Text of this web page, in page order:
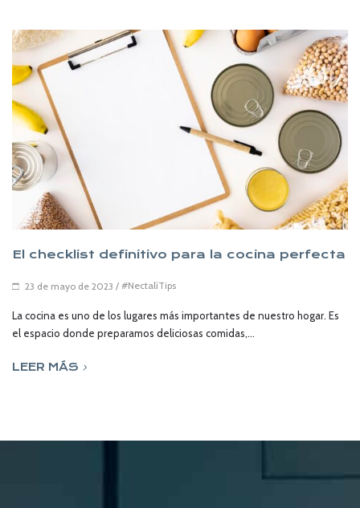
El checklist definitivo para la cocina perfecta
23 de mayo de 2023 / #NectalíTips
La cocina es uno de los lugares más importantes de nuestro hogar. Es
el espacio donde preparamos deliciosas comidas,...
LEER MÁS